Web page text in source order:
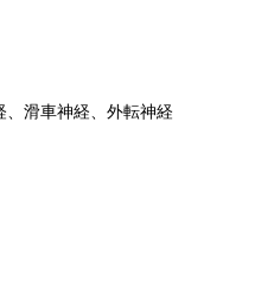
滑車神経、外転神経